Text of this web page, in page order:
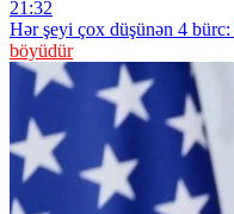
21:32
Hər şeyi çox düşünən 4 bürc:
böyüdür